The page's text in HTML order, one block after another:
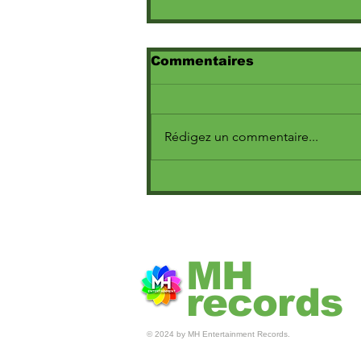
Nouvelle Voix du Hip-
Commentaires
Rédigez un commentaire...
MH
records
© 2024 by MH Entertainment Records.